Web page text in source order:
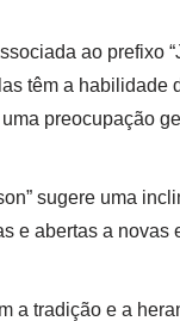
ao prefixo
têm a habilidade
preocupação
sugere uma
e abertas a novas
a tradição e a